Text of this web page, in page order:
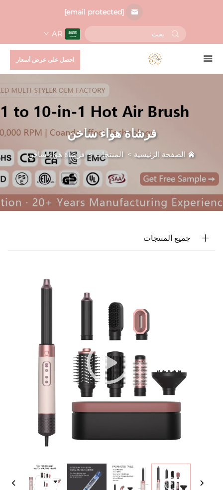
[email protected]
AR
احصل على عرض أسعار
فرشاة هواء ساخن
الصفحة الرئيسية > المنتجات>فرشاة هواء ساخن
جميع المنتجات